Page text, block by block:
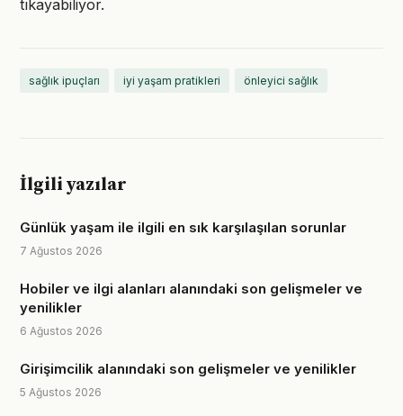
tıkayabiliyor.
sağlık ipuçları iyi yaşam pratikleri önleyici sağlık
İlgili yazılar
Günlük yaşam ile ilgili en sık karşılaşılan sorunlar
7 Ağustos 2026
Hobiler ve ilgi alanları alanındaki son gelişmeler ve
yenilikler
6 Ağustos 2026
Girişimcilik alanındaki son gelişmeler ve yenilikler
5 Ağustos 2026